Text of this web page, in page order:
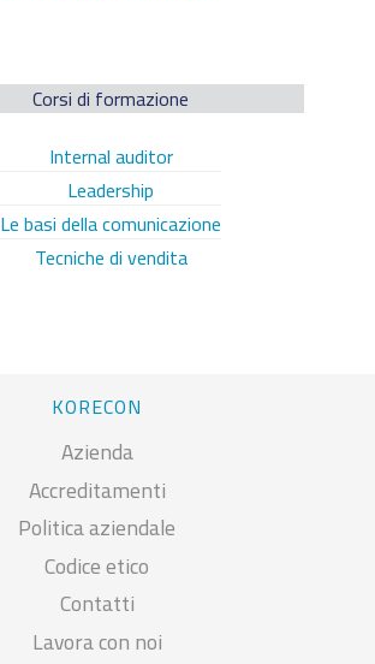
Corsi di formazione
Internal auditor
Leadership
Le basi della comunicazione
Tecniche di vendita
KORECON
Azienda
Accreditamenti
Politica aziendale
Codice etico
Contatti
Lavora con noi